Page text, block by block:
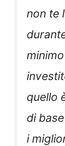
non te
quello
di
i